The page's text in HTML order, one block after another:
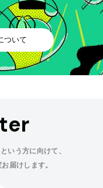
ついて
いう方に向けて、
届けします。